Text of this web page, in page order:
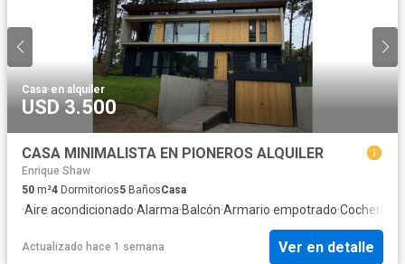
Casa·en alquiler
USD 3.500
CASA MINIMALISTA EN PIONEROS ALQUILER
Enrique Shaw
50 m²4 Dormitorios5 BañosCasa
·Aire acondicionado·Alarma·Balcón·Armario empotrado·Cochera
Actualizado hace 1 semana Ver en detalle